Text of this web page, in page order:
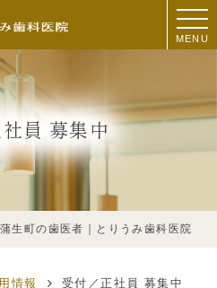
MENU
員 募集中
生町の歯医者｜とりうみ歯科医院
情報 受付／正社員 募集中